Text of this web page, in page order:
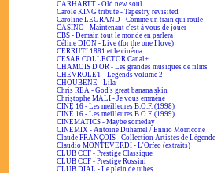
CARHARTT - Old new soul
Carole KING tribute - Tapestry revisited
Caroline LEGRAND - Comme un train qui roule
CASINO - Maintenant c'est à vous de jouer
CBS - Demain tout le monde en parlera
Céline DION - Live (for the one I love)
CERRUTI 1881 et le cinéma
CESAR COLLECTOR Canal+
CHAMOIS D'OR - Les grandes musiques de films
CHEVROLET - Legends volume 2
CHOUBENE - Lila
Chris REA - God's great banana skin
Christophe MALI - Je vous emmène
CINÉ 16 - Les meilleures B.O.F. (1998)
CINÉ 16 - Les meilleures B.O.F. (1999)
CINEMATICS - Maybe someday
CINEMIX - Antoine Duhamel / Ennio Morricone
Claude FRANÇOIS - Collection Artistes de Légende
Claudio MONTEVERDI - L'Orfeo (extraits)
CLUB CCF - Prestige Classique
CLUB CCF - Prestige Rossini
CLUB DIAL - Le plein de tubes